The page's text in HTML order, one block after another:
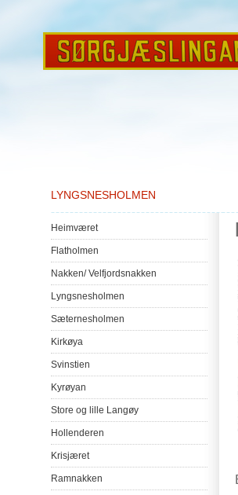
LYNGSNESHOLMEN
Heimværet
Flatholmen
Nakken/Velfjordsnakken
Lyngsnesholmen
Sæternesholmen
Kirkøya
Svinstien
Kyrøyan
Store og lille Langøy
Hollenderen
Krisjæret
Ramnakken